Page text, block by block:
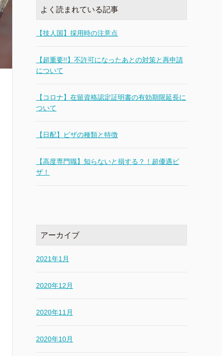
よく読まれている記事
【技人国】採用時の注意点
【超重要!!】不許可になったあとの対策と再申請
について
【コロナ】在留資格認定証明書の有効期限延長に
ついて
【日配】ビザの種類と特徴
【高度専門職】知らないと損する？！超優遇ビ
ザ！
アーカイブ
2021年1月
2020年12月
2020年11月
2020年10月